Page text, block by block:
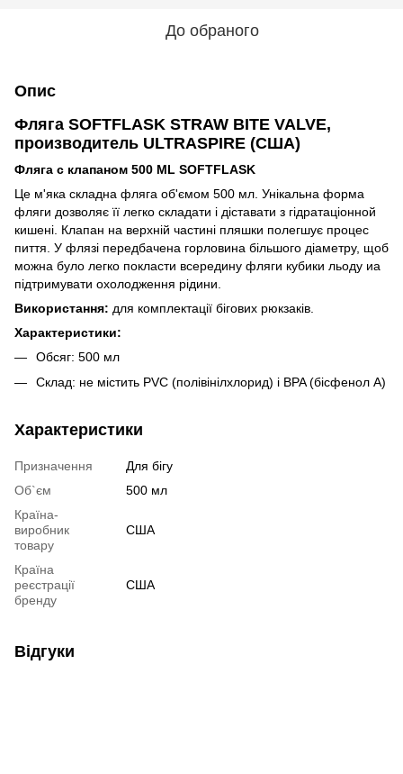
До обраного
Опис
Фляга SOFTFLASK STRAW BITE VALVE,
производитель ULTRASPIRE (США)
Фляга c клапаном 500 ML SOFTFLASK
Це м'яка складна фляга об'ємом 500 мл. Унікальна форма
фляги дозволяє її легко складати і діставати з гідратаціонной
кишені. Клапан на верхній частині пляшки полегшує процес
пиття. У флязі передбачена горловина більшого діаметру, щоб
можна було легко покласти всередину фляги кубики льоду иа
підтримувати охолодження рідини.
Використання: для комплектації бігових рюкзаків.
Характеристики:
Обсяг: 500 мл
Склад: не містить PVC (полівінілхлорид) і BPA (бісфенол А)
Характеристики
Призначення
Для бігу
Об`єм
500 мл
Країна-
виробник
товару
США
Країна
реєстрації
бренду
США
Відгуки